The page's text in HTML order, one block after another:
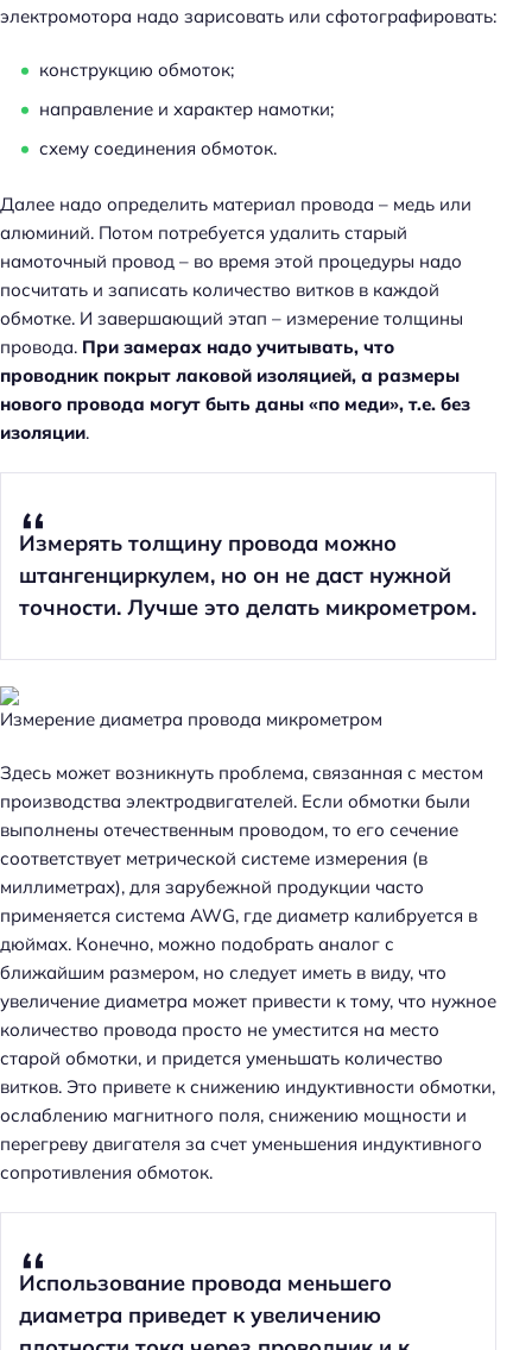
электромотора надо зарисовать или сфотографировать:
конструкцию обмоток;
направление и характер намотки;
схему соединения обмоток.
Далее надо определить материал провода – медь или
алюминий. Потом потребуется удалить старый
намоточный провод – во время этой процедуры надо
посчитать и записать количество витков в каждой
обмотке. И завершающий этап – измерение толщины
провода. При замерах надо учитывать, что
проводник покрыт лаковой изоляцией, а размеры
нового провода могут быть даны «по меди», т.е. без
изоляции.
Измерять толщину провода можно
штангенциркулем, но он не даст нужной
точности. Лучше это делать микрометром.
Измерение диаметра провода микрометром
Здесь может возникнуть проблема, связанная с местом
производства электродвигателей. Если обмотки были
выполнены отечественным проводом, то его сечение
соответствует метрической системе измерения (в
миллиметрах), для зарубежной продукции часто
применяется система AWG, где диаметр калибруется в
дюймах. Конечно, можно подобрать аналог с
ближайшим размером, но следует иметь в виду, что
увеличение диаметра может привести к тому, что нужное
количество провода просто не уместится на место
старой обмотки, и придется уменьшать количество
витков. Это привете к снижению индуктивности обмотки,
ослаблению магнитного поля, снижению мощности и
перегреву двигателя за счет уменьшения индуктивного
сопротивления обмоток.
Использование провода меньшего
диаметра приведет к увеличению